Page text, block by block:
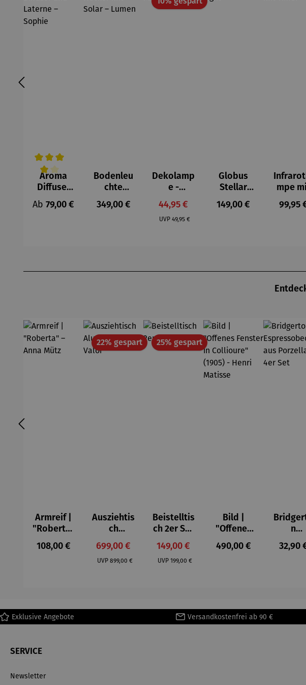
Durchschnittliche Bewertung von 4 von 5 Sternen
Aroma
Diffuser
und
Laterne –
Regulärer Preis:
Ab 79,00 €
Bodenleu
chte
Hocker
mit Solar
Regulärer Preis:
349,00 €
Dekolamp
e -
MARRAKE
CH
Verkaufspreis:
44,95 €
UVP Regulärer Preis:
49,95 €
Globus
Stellar
Light
Regulärer Preis:
149,00 €
mpe
Timer
99,95
Armreif |
"Roberta"
– Anna
Mütz
Regulärer Preis:
108,00 €
22% gespartRabatt
Ausziehtis
ch
Aluminium
– Valor
Verkaufspreis:
699,00 €
UVP Regulärer Preis:
899,00 €
25% gespartRabatt
Beistelltis
ch 2er Set
– Dalias
Verkaufspreis:
149,00 €
UVP Regulärer Preis:
199,00 €
Bild |
"Offenes
Fenster in
Collioure"
Regulärer Preis:
490,00 €
n
32,90
Exklusive Angebote Versandkostenfrei ab 90 €
SERVICE
Newsletter